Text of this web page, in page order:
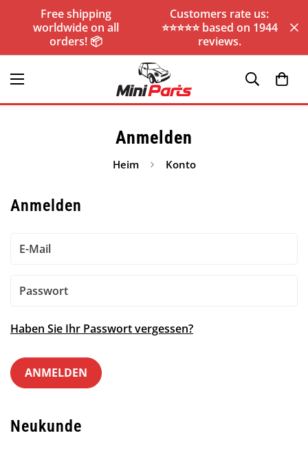
Free shipping
worldwide on all
orders! 📦
Customers rate us:
⭐️⭐️⭐️⭐️⭐️ based on 1944
reviews.
Anmelden
Heim Konto
Anmelden
Haben Sie Ihr Passwort vergessen?
ANMELDEN
Neukunde